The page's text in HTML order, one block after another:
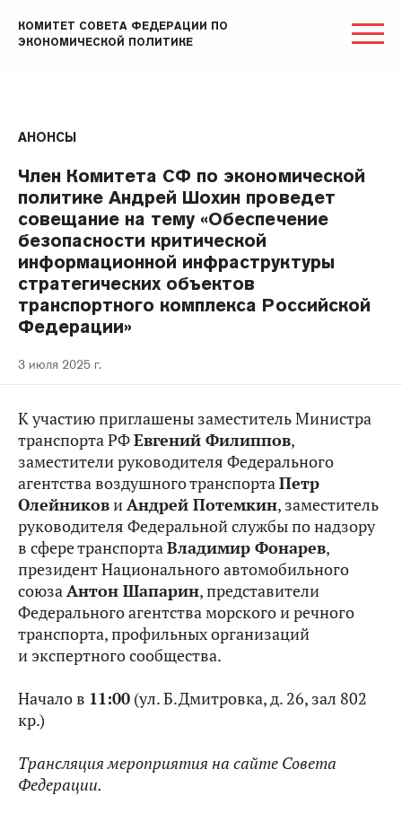
КОМИТЕТ СОВЕТА ФЕДЕРАЦИИ ПО
ЭКОНОМИЧЕСКОЙ ПОЛИТИКЕ
АНОНСЫ
Член Комитета СФ по экономической
политике Андрей Шохин проведет
совещание на тему «Обеспечение
безопасности критической
информационной инфраструктуры
стратегических объектов
транспортного комплекса Российской
Федерации»
3 июля 2025 г.
К участию приглашены заместитель Министра
транспорта РФЕвгений Филиппов,
заместители руководителя Федерального
агентства воздушного транспортаПетр
ОлейниковиАндрей Потемкин, заместитель
руководителя Федеральной службы по надзору
в сфере транспортаВладимир Фонарев,
президент Национального автомобильного
союзаАнтон Шапарин, представители
Федерального агентства морского и речного
транспорта, профильных организаций
и экспертного сообщества.
Начало в 11:00 (ул. Б.Дмитровка, д. 26, зал 802
кр.)
Трансляция мероприятия на сайте Совета
Федерации.